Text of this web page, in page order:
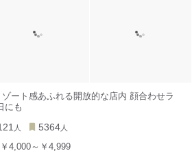
ゾート感あふれる開放的な店内 顔合わせラ
にも
人 5364 人
￥4,000～￥4,999